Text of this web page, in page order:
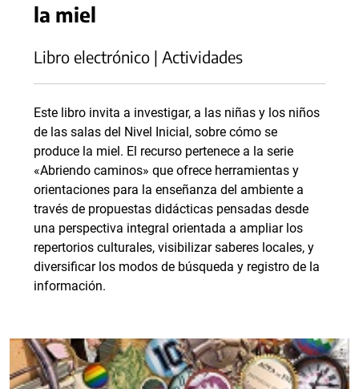
la miel
Libro electrónico | Actividades
Este libro invita a investigar, a las niñas y los niños
de las salas del Nivel Inicial, sobre cómo se
produce la miel. El recurso pertenece a la serie
«Abriendo caminos» que ofrece herramientas y
orientaciones para la enseñanza del ambiente a
través de propuestas didácticas pensadas desde
una perspectiva integral orientada a ampliar los
repertorios culturales, visibilizar saberes locales, y
diversificar los modos de búsqueda y registro de la
información.